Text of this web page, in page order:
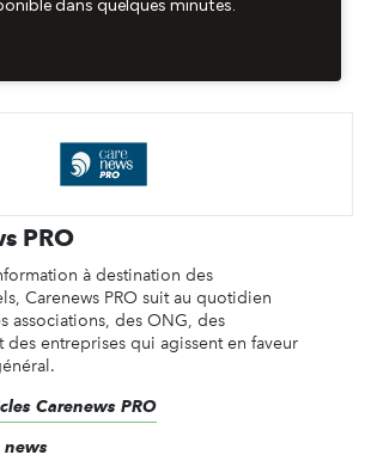
PRO
à destination des
Carenews PRO suit au quotidien
associations, des ONG, des
des entreprises qui agissent en faveur
Carenews PRO
news